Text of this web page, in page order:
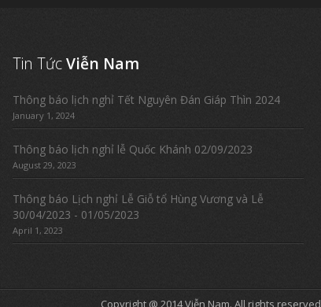
Tin TứcViễn Nam
Thông báo lịch nghỉ Tết Nguyên Đán Giáp Thìn 2024
January 1, 2024
Thông báo lịch nghỉ lễ Quốc Khánh 02/09/2023
August 29, 2023
Thông báo Lịch nghỉ Lễ Giỗ tổ Hùng Vương và Lễ
30/04/2023 - 01/05/2023
April 1, 2023
Copyright @ 2014Viễn Nam. All rights reserved